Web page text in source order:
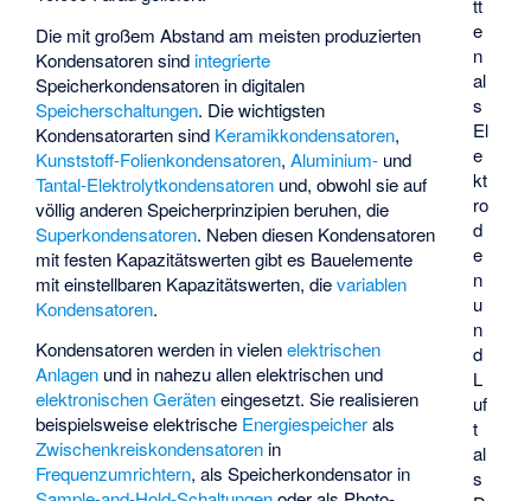
tt
e
n
al
s
El
e
kt
ro
d
e
n
u
n
d
L
uf
t
al
s
Die mit großem Abstand am meisten produzierten
Kondensatoren sind integrierte
Speicherkondensatoren in digitalen
Speicherschaltungen. Die wichtigsten
Kondensatorarten sind Keramikkondensatoren,
Kunststoff-Folienkondensatoren,Aluminium- und
Tantal-Elektrolytkondensatoren und, obwohl sie auf
völlig anderen Speicherprinzipien beruhen, die
Superkondensatoren. Neben diesen Kondensatoren
mit festen Kapazitätswerten gibt es Bauelemente
mit einstellbaren Kapazitätswerten, dievariablen
Kondensatoren.
Kondensatoren werden in vielenelektrischen
Anlagen und in nahezu allen elektrischen und
elektronischen Geräteneingesetzt. Sie realisieren
beispielsweise elektrische Energiespeicherals
Zwischenkreiskondensatoren in
Frequenzumrichtern, als Speicherkondensator in